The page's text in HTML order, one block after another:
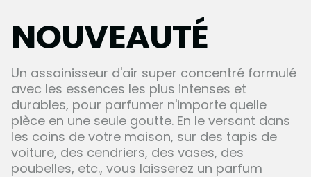
NOUVEAUTÉ
Un assainisseur d'air super concentré formulé
avec les essences les plus intenses et
durables, pour parfumer n'importe quelle
pièce en une seule goutte. En le versant dans
les coins de votre maison, sur des tapis de
voiture, des cendriers, des vases, des
poubelles, etc., vous laisserez un parfum